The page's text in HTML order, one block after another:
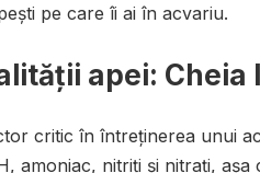
pe care îi ai în acvariu.
apei: Cheia
critic în întreținerea unui
amoniac, nitriți și nitrați, așa